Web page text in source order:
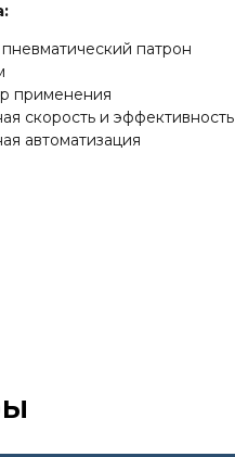
патрон
применения
скорость и эффективность
автоматизация